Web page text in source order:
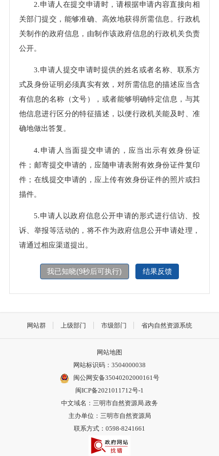
2.申请人在提交申请时，请根据申请内容直接向相
关部门提交，能够准确、高效地获得所需信息。行政机
关制作的政府信息，由制作该政府信息的行政机关负责
公开。
3.申请人提交申请时提供的姓名或者名称、联系方
式及身份证明必须真实有效，对所需信息的描述应当含
有信息的名称（文号），或者能够明确特定信息，与其
他信息进行区分的特征描述，以便行政机关能及时、准
确地做出答复。
4.申请人当面提交申请的，应当出示有效身份证
件；邮寄提交申请的，应随申请表附有效身份证件复印
件；在线提交申请的，应上传有效身份证件的照片或扫
描件。
5.申请人以政府信息公开申请的形式进行信访、投
诉、举报等活动的，将不作为政府信息公开申请处理，
请通过相应渠道提出。
我已知晓(9秒后可执行) 结果反馈
网站群 上级部门 市级部门 省内自然资源系统
网站地图
网站标识码：3504000038
闽公网安备35040202000161号
闽ICP备2021011712号-1
中文域名：三明市自然资源局.政务
主办单位：三明市自然资源局
联系方式：0598-8241661